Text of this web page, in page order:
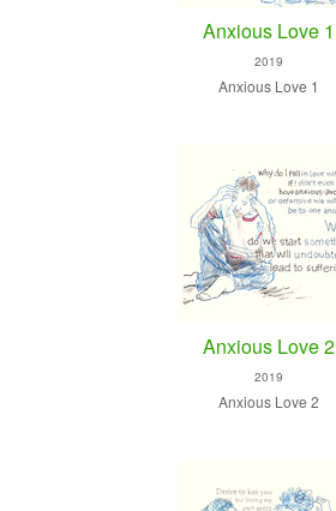
Anxious Love 1
2019
Anxious Love 1
Anxious Love 2
2019
Anxious Love 2